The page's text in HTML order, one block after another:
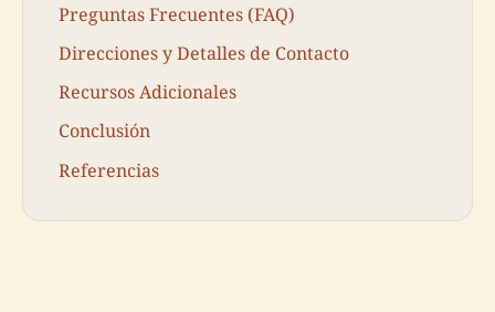
Preguntas Frecuentes (FAQ)
Direcciones y Detalles de Contacto
Recursos Adicionales
Conclusión
Referencias